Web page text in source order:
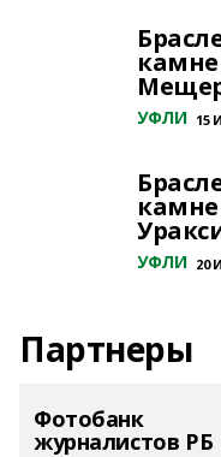
камне
УФЛИ 15
УФЛИ 20
Партнеры
Фотобанк
журналистов РБ